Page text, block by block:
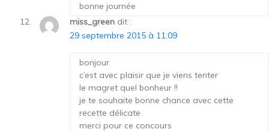
bonne journée
miss_green dit :
29 septembre 2015 à 11:09
bonjour
c’est avec plaisir que je viens tenter
le magret quel bonheur !!
je te souhaite bonne chance avec cette
recette délicate
merci pour ce concours